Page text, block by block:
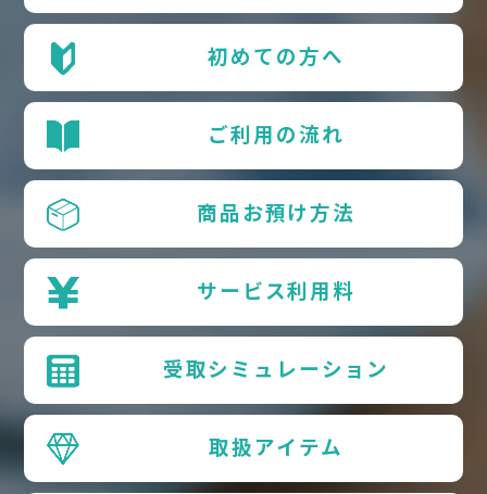
初めての方へ
ご利用の流れ
商品お預け方法
サービス利用料
受取シミュレーション
取扱アイテム